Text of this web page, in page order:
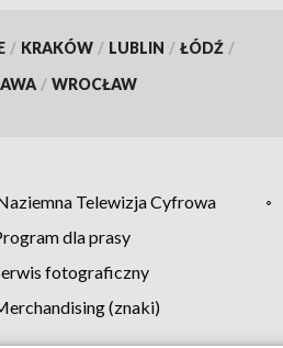
/ KRAKÓW / LUBLIN / ŁÓDŹ /
/ WROCŁAW
Telewizja Cyfrowa
dla prasy
fotograficzny
(znaki)